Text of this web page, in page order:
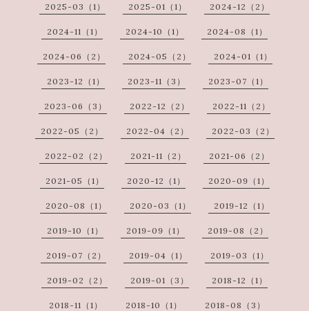
2025-03（1） 2025-01（1） 2024-12（2）
2024-11（1） 2024-10（1） 2024-08（1）
2024-06（2） 2024-05（2） 2024-01（1）
2023-12（1） 2023-11（3） 2023-07（1）
2023-06（3） 2022-12（2） 2022-11（2）
2022-05（2） 2022-04（2） 2022-03（2）
2022-02（2） 2021-11（2） 2021-06（2）
2021-05（1） 2020-12（1） 2020-09（1）
2020-08（1） 2020-03（1） 2019-12（1）
2019-10（1） 2019-09（1） 2019-08（2）
2019-07（2） 2019-04（1） 2019-03（1）
2019-02（2） 2019-01（3） 2018-12（1）
2018-11（1） 2018-10（1） 2018-08（3）